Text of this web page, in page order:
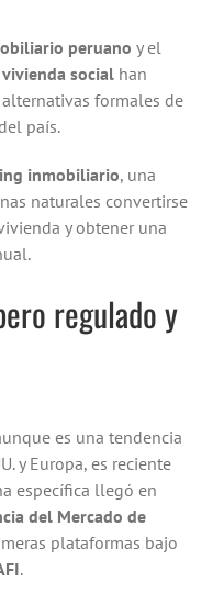
peruano y el
vivienda social han
formales de
país.
inmobiliario, una
naturales convertirse
y obtener una
regulado y
es una tendencia
y Europa, es reciente
específica llegó en
del Mercado de
plataformas bajo
.